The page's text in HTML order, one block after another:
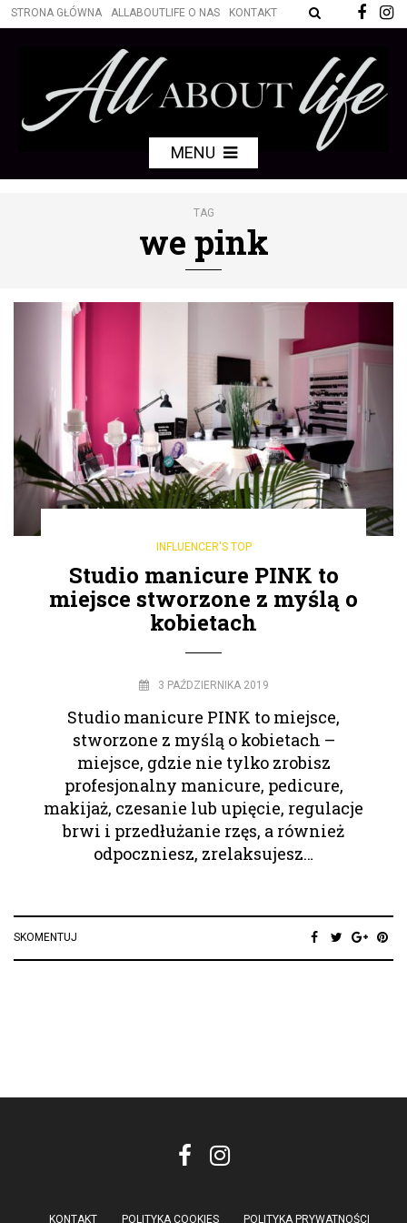
STRONA GŁÓWNA ALLABOUTLIFE O NAS KONTAKT
MENU
TAG
we pink
INFLUENCER'S TOP
Studio manicure PINK to
miejsce stworzone z myślą o
kobietach
3 PAŹDZIERNIKA 2019
Studio manicure PINK to miejsce,
stworzone z myślą o kobietach –
miejsce, gdzie nie tylko zrobisz
profesjonalny manicure, pedicure,
makijaż, czesanie lub upięcie, regulacje
brwi i przedłużanie rzęs, a również
odpoczniesz, zrelaksujesz…
SKOMENTUJ
KONTAKT POLITYKA COOKIES POLITYKA PRYWATNOŚCI